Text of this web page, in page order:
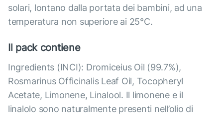
solari, lontano dalla portata dei bambini, ad una
temperatura non superiore ai 25°C.
Il pack contiene
Ingredients (INCI): Dromiceius Oil (99.7%),
Rosmarinus Officinalis Leaf Oil, Tocopheryl
Acetate, Limonene, Linalool. Il limonene e il
linalolo sono naturalmente presenti nell’olio di